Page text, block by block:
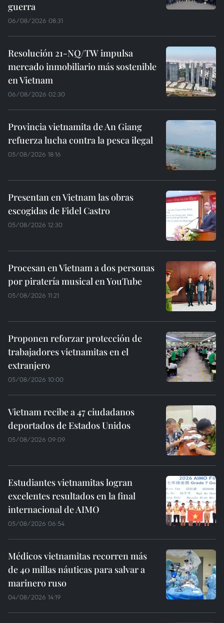
guerra
06/08/2026 08:31
Resolución 21-NQ/TW impulsa
mercado inmobiliario más sostenible
en Vietnam
06/08/2026 02:30
Provincia vietnamita de An Giang
refuerza lucha contra la pesca ilegal
05/08/2026 18:16
Presentan en Vietnam las obras
escogidas de Fidel Castro
05/08/2026 12:30
Procesan en Vietnam a dos personas
por piratería musical en YouTube
05/08/2026 11:21
Proponen reforzar protección de
trabajadores vietnamitas en el
extranjero
05/08/2026 10:00
Vietnam recibe a 47 ciudadanos
deportados de Estados Unidos
05/08/2026 09:09
Estudiantes vietnamitas logran
excelentes resultados en la final
internacional de AIMO
05/08/2026 06:54
Médicos vietnamitas recorren más
de 40 millas náuticas para salvar a
marinero ruso
04/08/2026 14:19